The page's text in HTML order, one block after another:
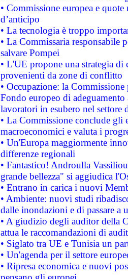
• Commissione europea e
d’anticipo
• La tecnologia è troppo
• La Commissaria responsabile
salvare Pompei
• L'UE propone una strategia
provenienti da zone di conflitto
• Occupazione: la
Fondo europeo di
lavoratori in esubero nel
• La Commissione conclude
macroeconomici e valuta i
• Un'Europa maggiormente
differenze regionali
• Fantastico! Androulla
grande bellezza" si aggiudica
• Entrano in carica i nuovi
• Ambiente: nuovi studi
dalle inondazioni e di passare a
• A giudizio degli auditor della
attua le raccomandazioni di
• Siglato tra UE e Tunisia un
• Un'agenda per il settore
• Ripresa economica e nuovi